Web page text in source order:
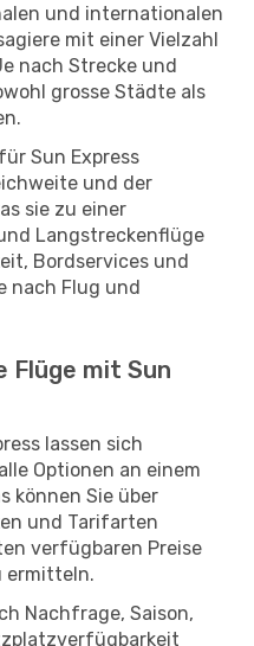
und internationalen
mit einer Vielzahl
nach Strecke und
grosse Städte als
Sun Express
und der
sie zu einer
Langstreckenflüge
Bordservices und
nach Flug und
Flüge mit Sun
lassen sich
Optionen an einem
können Sie über
und Tarifarten
verfügbaren Preise
ermitteln.
Nachfrage, Saison,